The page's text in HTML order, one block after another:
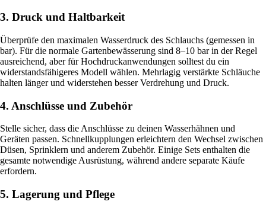
3. Druck und Haltbarkeit
Überprüfe den maximalen Wasserdruck des Schlauchs (gemessen in
bar). Für die normale Gartenbewässerung sind 8–10 bar in der Regel
ausreichend, aber für Hochdruckanwendungen solltest du ein
widerstandsfähigeres Modell wählen. Mehrlagig verstärkte Schläuche
halten länger und widerstehen besser Verdrehung und Druck.
4. Anschlüsse und Zubehör
Stelle sicher, dass die Anschlüsse zu deinen Wasserhähnen und
Geräten passen. Schnellkupplungen erleichtern den Wechsel zwischen
Düsen, Sprinklern und anderem Zubehör. Einige Sets enthalten die
gesamte notwendige Ausrüstung, während andere separate Käufe
erfordern.
5. Lagerung und Pflege